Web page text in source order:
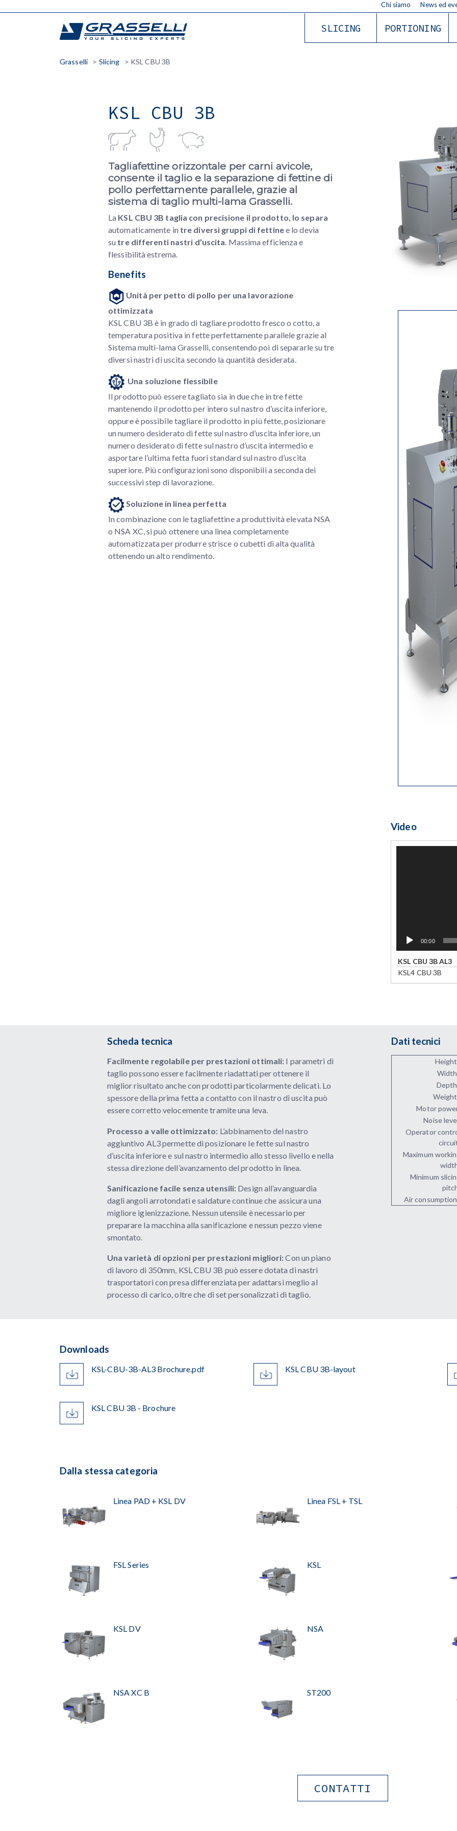
to
Chi siamo News ed
SLICING PORTIONING
Grasselli > Slicing > KSL CBU 3B
KSL CBU 3B
Tagliafettine orizzontale per carni avicole,
consente il taglio e la separazione di fettine di
pollo perfettamente parallele, grazie al
sistema di taglio multi-lama Grasselli.
La KSL CBU 3B taglia con precisione il prodotto, lo separa
automaticamente in tre diversi gruppi di fettinee lo devia
su tre differenti nastri d’uscita. Massima efficienza e
flessibilità estrema.
Benefits
Unità per petto di pollo per una lavorazione
ottimizzata
KSL CBU 3B è in grado di tagliare prodotto fresco o cotto, a
temperatura positiva in fette perfettamente parallele grazie al
Sistema multi-lama Grasselli, consentendo poi di separarle su tre
diversi nastri di uscita secondo la quantità desiderata.
Una soluzione flessibile
Il prodotto può essere tagliato sia in due che in tre fette
mantenendo il prodotto per intero sul nastro d’uscita inferiore,
oppure è possibile tagliare il prodotto in più fette, posizionare
un numero desiderato di fette sul nastro d’uscita inferiore, un
numero desiderato di fette sul nastro d’uscita intermedio e
asportare l’ultima fetta fuori standard sul nastro d’uscita
superiore. Più configurazioni sono disponibili a seconda dei
successivi step di lavorazione.
Soluzione in linea perfetta
In combinazione con le tagliafettine a produttività elevata NSA
o NSA XC, si può ottenere una linea completamente
automatizzata per produrre strisce o cubetti di alta qualità
ottenendo un alto rendimento.
Video
00:00
KSL CBU 3B AL3
KSL4 CBU 3B
Scheda tecnica
Facilmente regolabile per prestazioni ottimali: I parametri di
taglio possono essere facilmente riadattati per ottenere il
miglior risultato anche con prodotti particolarmente delicati. Lo
spessore della prima fetta a contatto con il nastro di uscita può
essere corretto velocemente tramite una leva.
Processo a valle ottimizzato: L’abbinamento del nastro
aggiuntivo AL3 permette di posizionare le fette sul nastro
d’uscita inferiore e sul nastro intermedio allo stesso livello e nella
stessa direzione dell’avanzamento del prodotto in linea.
Sanificazione facile senza utensili: Design all’avanguardia
dagli angoli arrotondati e saldature continue che assicura una
migliore igienizzazione. Nessun utensile è necessario per
preparare la macchina alla sanificazione e nessun pezzo viene
smontato.
Una varietà di opzioni per prestazioni migliori:Con un piano
di lavoro di 350mm, KSL CBU 3B può essere dotata di nastri
trasportatori con presa differenziata per adattarsi meglio al
processo di carico, oltre che di set personalizzati di taglio.
Dati tecnici
Motor
Noise
Operator
Maximum
Minimum
Air
Downloads
KSL-CBU-3B-AL3 Brochure.pdf KSL CBU 3B-layout
KSL CBU 3B - Brochure
Dalla stessa categoria
Linea PAD + KSL DV Linea FSL + TSL
FSL Series KSL
KSL DV NSA
NSA XC B ST200
CONTATTI